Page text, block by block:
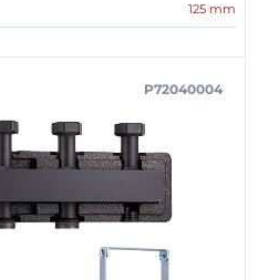
125 mm
P72040004